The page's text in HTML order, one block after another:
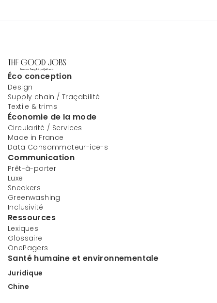
Éco conception
Design
Supply chain / Traçabilité
Textile & trims
Économie de la mode
Circularité / Services
Made in France
Data Consommateur-ice-s
Communication
Prêt-à-porter
Luxe
Sneakers
Greenwashing
Inclusivité
Ressources
Lexiques
Glossaire
OnePagers
Santé humaine et environnementale
Juridique
Chine